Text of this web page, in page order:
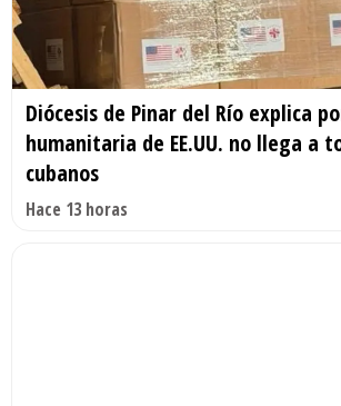
Diócesis de Pinar del Río explica
humanitaria de EE.UU. no llega a
cubanos
Hace 13 horas